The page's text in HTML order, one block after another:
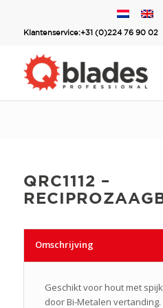
Klantenservice:+31 (0)224 76 90 02
QRC1112 –
Omschrijving
Geschikt voor hout met
door Bi-Metalen vertanding.